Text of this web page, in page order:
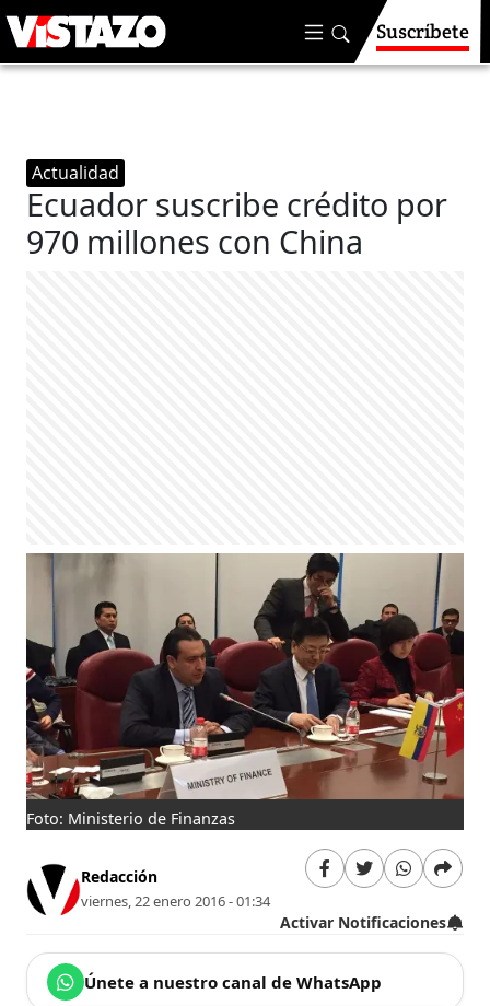
Suscríbete
Actualidad
Ecuador suscribe crédito por
970 millones con China
Foto: Ministerio de Finanzas
Redacción
viernes, 22 enero 2016 - 01:34
Activar Notificaciones
Únete a nuestro canal de WhatsApp